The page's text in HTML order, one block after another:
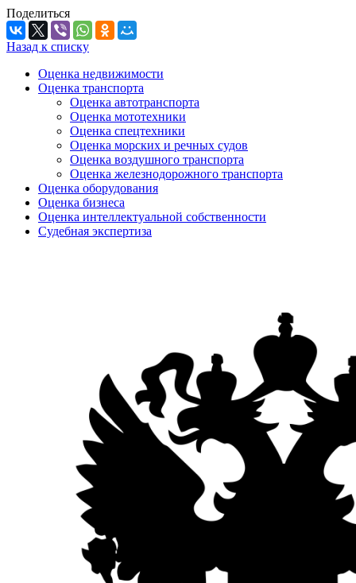
Поделиться
Назад к списку
Оценка недвижимости
Оценка транспорта
Оценка автотранспорта
Оценка мототехники
Оценка спецтехники
Оценка морских и речных судов
Оценка воздушного транспорта
Оценка железнодорожного транспорта
Оценка оборудования
Оценка бизнеса
Оценка интеллектуальной собственности
Судебная экспертиза